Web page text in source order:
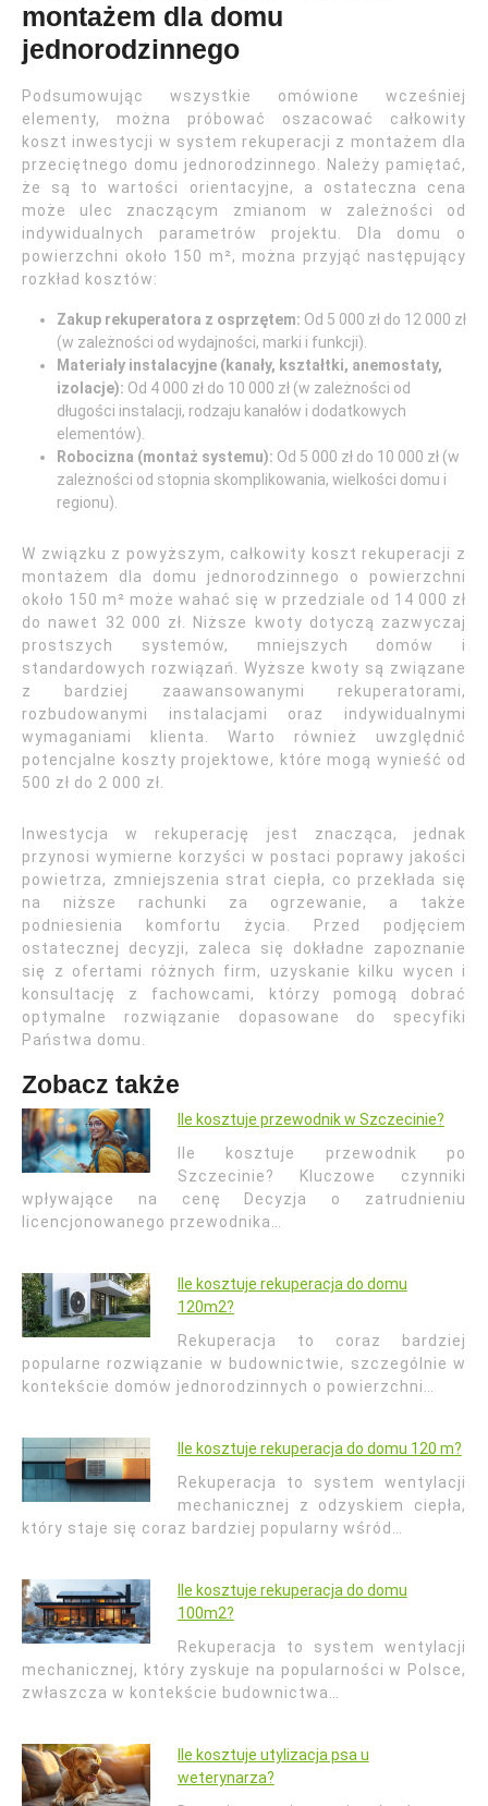
montażem dla domu
jednorodzinnego
Podsumowując wszystkie omówione wcześniej
elementy, można próbować oszacować całkowity
koszt inwestycji w system rekuperacji z montażem dla
przeciętnego domu jednorodzinnego. Należy pamiętać,
że są to wartości orientacyjne, a ostateczna cena
może ulec znaczącym zmianom w zależności od
indywidualnych parametrów projektu. Dla domu o
powierzchni około 150 m², można przyjąć następujący
rozkład kosztów:
Zakup rekuperatora z osprzętem: Od 5 000 zł do 12 000 zł
(w zależności od wydajności, marki i funkcji).
Materiały instalacyjne (kanały, kształtki, anemostaty,
izolacje): Od 4 000 zł do 10 000 zł (w zależności od
długości instalacji, rodzaju kanałów i dodatkowych
elementów).
Robocizna (montaż systemu): Od 5 000 zł do 10 000 zł (w
zależności od stopnia skomplikowania, wielkości domu i
regionu).
W związku z powyższym, całkowity koszt rekuperacji z
montażem dla domu jednorodzinnego o powierzchni
około 150 m² może wahać się w przedziale od 14 000 zł
do nawet 32 000 zł. Niższe kwoty dotyczą zazwyczaj
prostszych systemów, mniejszych domów i
standardowych rozwiązań. Wyższe kwoty są związane
z bardziej zaawansowanymi rekuperatorami,
rozbudowanymi instalacjami oraz indywidualnymi
wymaganiami klienta. Warto również uwzględnić
potencjalne koszty projektowe, które mogą wynieść od
500 zł do 2 000 zł.
Inwestycja w rekuperację jest znacząca, jednak
przynosi wymierne korzyści w postaci poprawy jakości
powietrza, zmniejszenia strat ciepła, co przekłada się
na niższe rachunki za ogrzewanie, a także
podniesienia komfortu życia. Przed podjęciem
ostatecznej decyzji, zaleca się dokładne zapoznanie
się z ofertami różnych firm, uzyskanie kilku wycen i
konsultację z fachowcami, którzy pomogą dobrać
optymalne rozwiązanie dopasowane do specyfiki
Państwa domu.
Zobacz także
Ile kosztuje przewodnik w Szczecinie?
Ile kosztuje przewodnik po
Szczecinie? Kluczowe czynniki
wpływające na cenę Decyzja o zatrudnieniu
licencjonowanego przewodnika…
Ile kosztuje rekuperacja do domu
120m2?
Rekuperacja to coraz bardziej
popularne rozwiązanie w budownictwie, szczególnie w
kontekście domów jednorodzinnych o powierzchni…
Ile kosztuje rekuperacja do domu 120 m?
Rekuperacja to system wentylacji
mechanicznej z odzyskiem ciepła,
który staje się coraz bardziej popularny wśród…
Ile kosztuje rekuperacja do domu
100m2?
Rekuperacja to system wentylacji
mechanicznej, który zyskuje na popularności w Polsce,
zwłaszcza w kontekście budownictwa…
Ile kosztuje utylizacja psa u
weterynarza?